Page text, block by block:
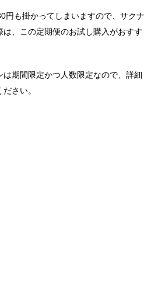
円も掛かってしまいますので、サクナ
、この定期便のお試し購入がおすす
期間限定かつ人数限定なので、詳細
さい。